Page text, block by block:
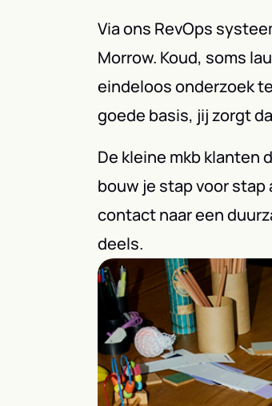
Via ons RevOps
Morrow. Koud, soms
eindeloos onderzoek
goede basis, jij zorgt
De kleine mkb klanten
bouw je stap voor stap
contact naar een
deels.